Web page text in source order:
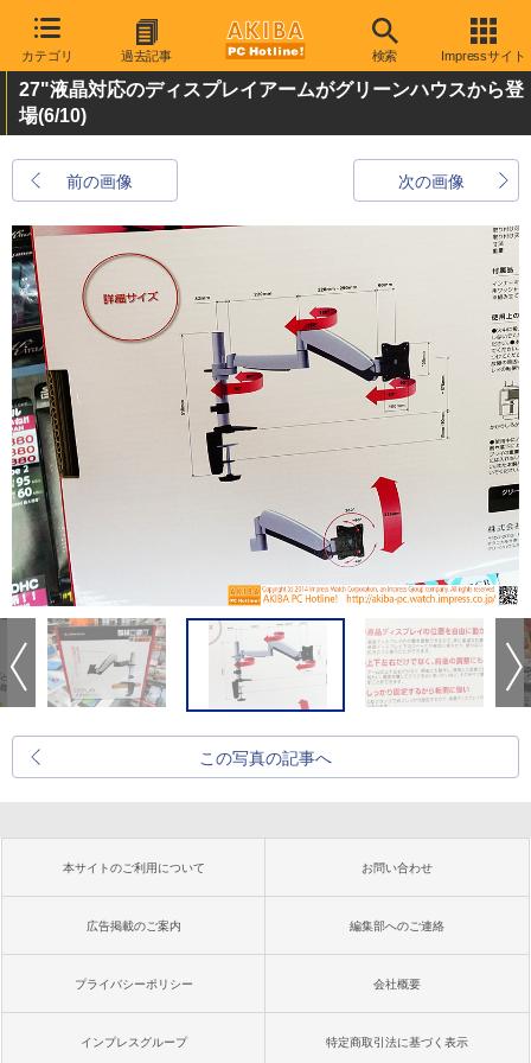
カテゴリ 過去記事 検索 Impressサイト
27"液晶対応のディスプレイアームがグリーンハウスから登
場(6/10)
前の画像 次の画像
この写真の記事へ
本サイトのご利用について お問い合わせ
広告掲載のご案内 編集部へのご連絡
プライバシーポリシー 会社概要
インプレスグループ 特定商取引法に基づく表示